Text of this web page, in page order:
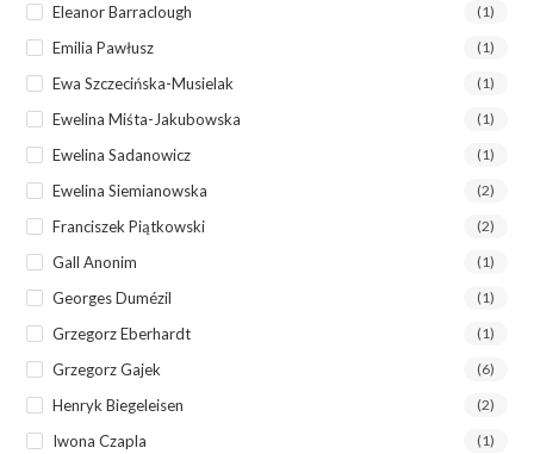
Eleanor Barraclough (1)
Emilia Pawłusz (1)
Ewa Szczecińska-Musielak (1)
Ewelina Miśta-Jakubowska (1)
Ewelina Sadanowicz (1)
Ewelina Siemianowska (2)
Franciszek Piątkowski (2)
Gall Anonim (1)
Georges Dumézil (1)
Grzegorz Eberhardt (1)
Grzegorz Gajek (6)
Henryk Biegeleisen (2)
Iwona Czapla (1)